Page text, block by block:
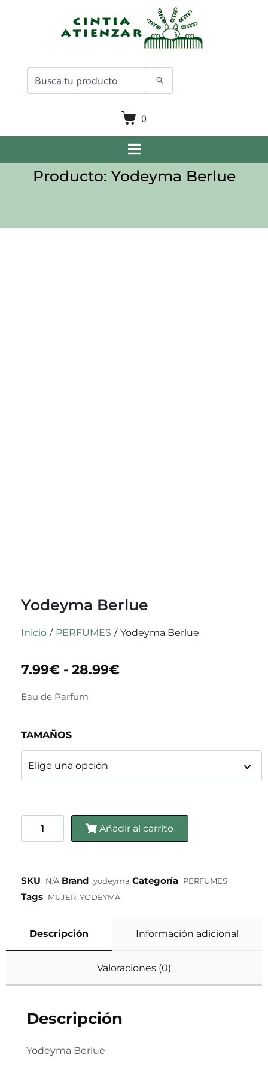
0
Producto: Yodeyma Berlue
Yodeyma Berlue
Inicio / PERFUMES / Yodeyma Berlue
7.99€ - 28.99€
Eau de Parfum
TAMAÑOS
Añadir al carrito
SKU N/A Brand yodeyma Categoría PERFUMES
Tags MUJER, YODEYMA
Descripción Información adicional
Valoraciones (0)
Descripción
Yodeyma Berlue